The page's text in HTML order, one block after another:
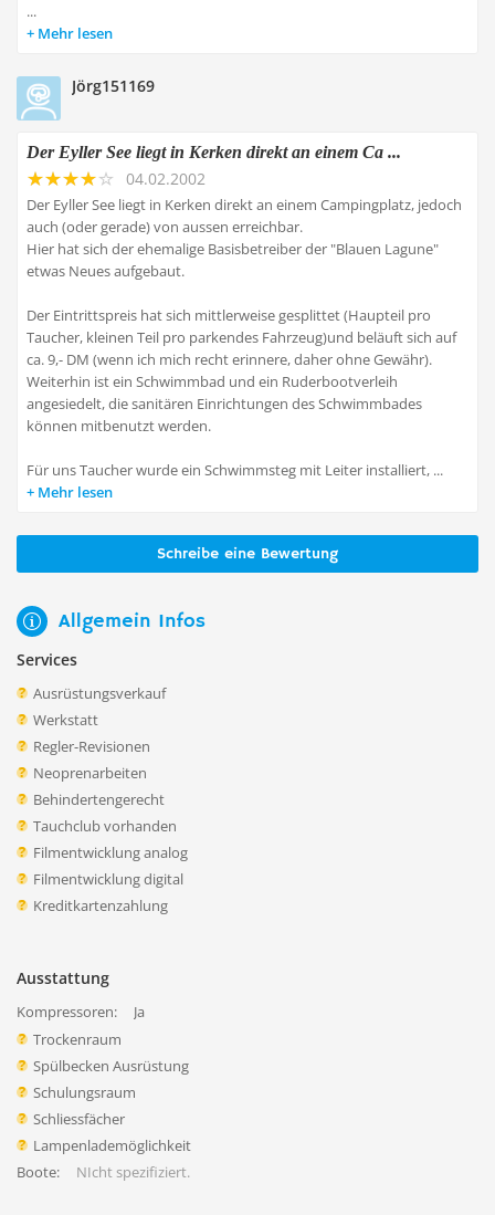
...
Mehr lesen
Jörg151169
Der Eyller See liegt in Kerken direkt an einem Ca ...
04.02.2002
Der Eyller See liegt in Kerken direkt an einem Campingplatz, jedoch
auch (oder gerade) von aussen erreichbar.
Hier hat sich der ehemalige Basisbetreiber der "Blauen Lagune"
etwas Neues aufgebaut.
Der Eintrittspreis hat sich mittlerweise gesplittet (Haupteil pro
Taucher, kleinen Teil pro parkendes Fahrzeug)und beläuft sich auf
ca. 9,- DM (wenn ich mich recht erinnere, daher ohne Gewähr).
Weiterhin ist ein Schwimmbad und ein Ruderbootverleih
angesiedelt, die sanitären Einrichtungen des Schwimmbades
können mitbenutzt werden.
Für uns Taucher wurde ein Schwimmsteg mit Leiter installiert, ...
Mehr lesen
Schreibe eine Bewertung
Allgemein Infos
Services
Ausrüstungsverkauf
Werkstatt
Regler-Revisionen
Neoprenarbeiten
Behindertengerecht
Tauchclub vorhanden
Filmentwicklung analog
Filmentwicklung digital
Kreditkartenzahlung
Ausstattung
Kompressoren:
Ja
Trockenraum
Spülbecken Ausrüstung
Schulungsraum
Schliessfächer
Lampenlademöglichkeit
Boote:
NIcht spezifiziert.